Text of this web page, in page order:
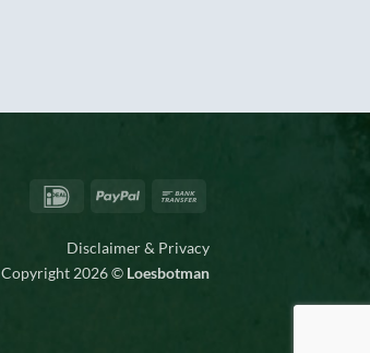
IDeal PayPal
Disclaimer & Privacy
Copyright 2026 © Loesbotman